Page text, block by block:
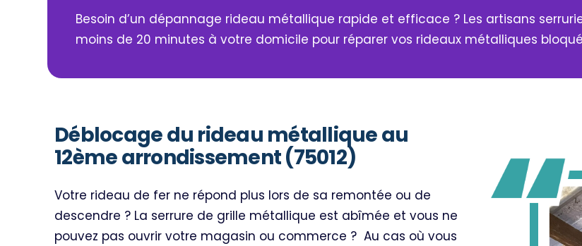
du moteur de
fonctionnement
réalisé pour
métallique Paris
qualité de tous
pouvez aussi
métalliques si
Besoin d’un dépannage rideau métallique rapide et efficace ? Les artisans
moins de 20 minutes à votre domicile pour réparer vos rideaux métalliques
Déblocage du rideau métallique au
12ème arrondissement (75012)
Votre rideau de fer ne répond plus lors de sa remontée ou de
descendre ? La serrure de grille métallique est abîmée et vous ne
pouvez pas ouvrir votre magasin ou commerce ? Au cas où vous